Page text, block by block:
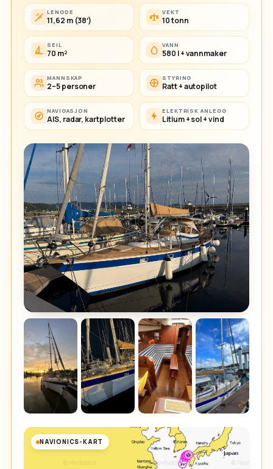
LENGDE
11,62 m (38′)
VEKT
10 tonn
SEIL
70 m²
VANN
580 l + vannmaker
MANNSKAP
2–5 personer
STYRING
Ratt + autopilot
NAVIGASJON
AIS, radar, kartplotter
ELEKTRISK ANLEGG
Litium + sol + vind
NAVIONICS-KART